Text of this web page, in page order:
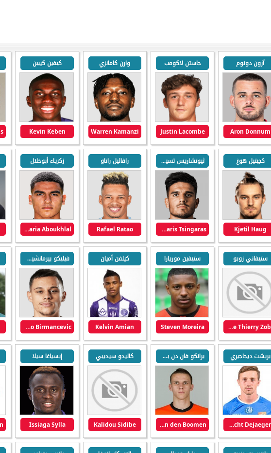
آرون دونوم
Aron Donnum
جاستن لاكومب
Justin Lacombe
وارن كامانزي
Warren Kamanzi
كيفين كيبين
Kevin Keben
كجيتيل هوغ
Kjetil Haug
ثيوتشاريس تسيغاراس
Theocharis Tsingaras
رافائيل راتاو
Rafael Ratao
زكرياء أبوخلال
Zakaria Aboukhlal
ستيفاني زوبو
Stephane Thierry Zobo
ستيفين موريارا
Steven Moreira
كيلفن أميان
Kelvin Amian
فيليكو بيرمانشيفيتش
Veljko Birmancevic
بريشت ديجاجيري
Brecht Dejaegere
برانكو فان دن بومان
Branco van den Boomen
كاليدو سيديبي
Kalidou Sidibe
إيسياغا سيلا
Issiaga Sylla